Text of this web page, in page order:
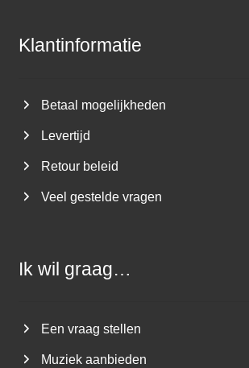
Klantinformatie
Betaal mogelijkheden
Levertijd
Retour beleid
Veel gestelde vragen
Ik wil graag…
Een vraag stellen
Muziek aanbieden